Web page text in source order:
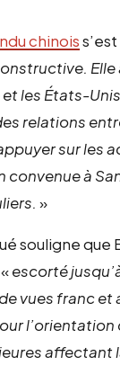
chinois
Elle
les États-
relations
sur les
convenue à
»
souligne que
escorté
vues franc
l’orientation
affectant